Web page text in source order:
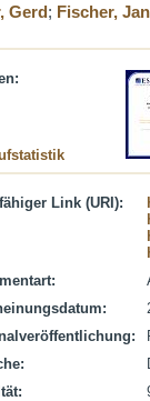
Gerd; Fischer, Jan
Link (URI):